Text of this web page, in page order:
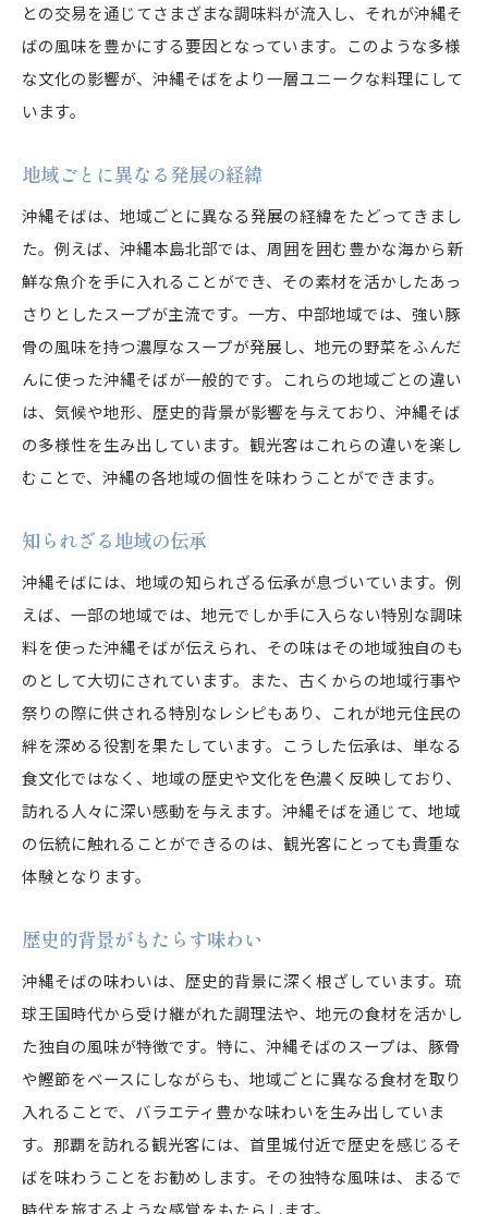
との交易を通じてさまざまな調味料が流入し、それが沖縄そ
ばの風味を豊かにする要因となっています。このような多様
な文化の影響が、沖縄そばをより一層ユニークな料理にして
います。
地域ごとに異なる発展の経緯
沖縄そばは、地域ごとに異なる発展の経緯をたどってきまし
た。例えば、沖縄本島北部では、周囲を囲む豊かな海から新
鮮な魚介を手に入れることができ、その素材を活かしたあっ
さりとしたスープが主流です。一方、中部地域では、強い豚
骨の風味を持つ濃厚なスープが発展し、地元の野菜をふんだ
んに使った沖縄そばが一般的です。これらの地域ごとの違い
は、気候や地形、歴史的背景が影響を与えており、沖縄そば
の多様性を生み出しています。観光客はこれらの違いを楽し
むことで、沖縄の各地域の個性を味わうことができます。
知られざる地域の伝承
沖縄そばには、地域の知られざる伝承が息づいています。例
えば、一部の地域では、地元でしか手に入らない特別な調味
料を使った沖縄そばが伝えられ、その味はその地域独自のも
のとして大切にされています。また、古くからの地域行事や
祭りの際に供される特別なレシピもあり、これが地元住民の
絆を深める役割を果たしています。こうした伝承は、単なる
食文化ではなく、地域の歴史や文化を色濃く反映しており、
訪れる人々に深い感動を与えます。沖縄そばを通じて、地域
の伝統に触れることができるのは、観光客にとっても貴重な
体験となります。
歴史的背景がもたらす味わい
沖縄そばの味わいは、歴史的背景に深く根ざしています。琉
球王国時代から受け継がれた調理法や、地元の食材を活かし
た独自の風味が特徴です。特に、沖縄そばのスープは、豚骨
や鰹節をベースにしながらも、地域ごとに異なる食材を取り
入れることで、バラエティ豊かな味わいを生み出していま
す。那覇を訪れる観光客には、首里城付近で歴史を感じるそ
ばを味わうことをお勧めします。その独特な風味は、まるで
時代を旅するような感覚をもたらします。